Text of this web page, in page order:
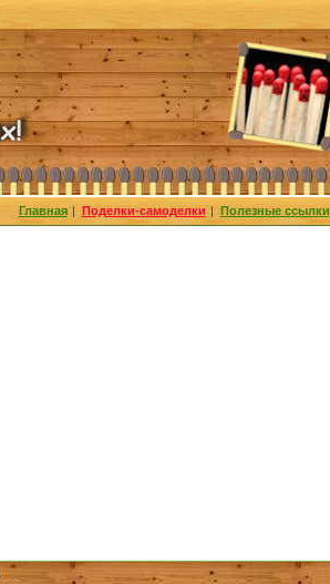
Главная | Поделки-самоделки | Полезные ссылки